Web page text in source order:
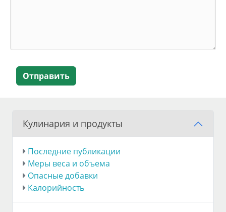
Отправить
Кулинария и продукты
Последние публикации
Меры веса и объема
Опасные добавки
Калорийность